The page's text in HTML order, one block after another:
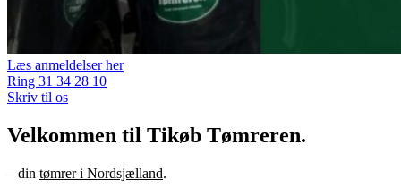
Læs anmeldelser her
Ring 31 34 28 10
Skriv til os
Velkommen til Tikøb Tømreren.
– din tømrer i Nordsjælland.